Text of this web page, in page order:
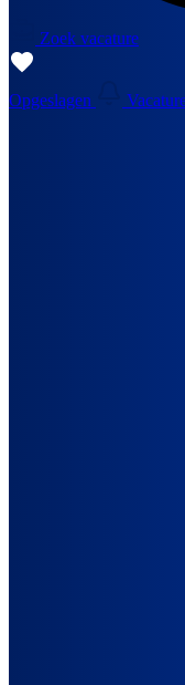
Zoek vacature
Opgeslagen